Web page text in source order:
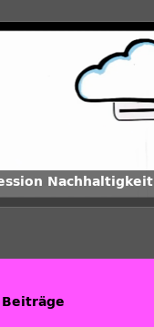
Nachhaltigkeit